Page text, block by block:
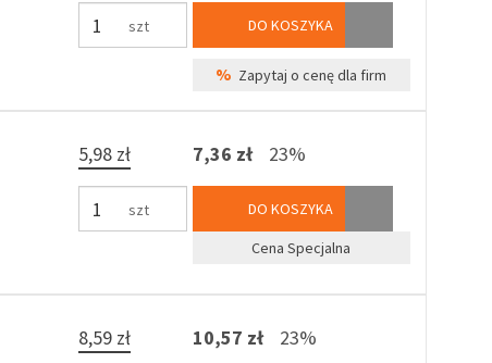
szt DO KOSZYKA
% Zapytaj o cenę dla firm
5,98 zł
szt
7,36 zł 23%
DO KOSZYKA
Cena Specjalna
8,59 zł 10,57 zł 23%